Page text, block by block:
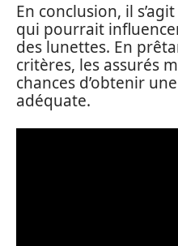
En conclusion, il
qui pourrait
des lunettes. En
critères, les assurés
chances d’obtenir
adéquate.